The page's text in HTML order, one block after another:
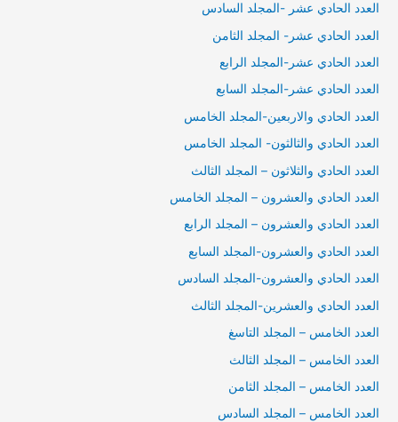
العدد الحادي عشر -المجلد السادس
العدد الحادي عشر- المجلد الثامن
العدد الحادي عشر-المجلد الرابع
العدد الحادي عشر-المجلد السابع
العدد الحادي والاربعين-المجلد الخامس
العدد الحادي والثالثون- المجلد الخامس
العدد الحادي والثلاثون – المجلد الثالث
العدد الحادي والعشرون – المجلد الخامس
العدد الحادي والعشرون – المجلد الرابع
العدد الحادي والعشرون-المجلد السابع
العدد الحادي والعشرون-المجلد السادس
العدد الحادي والعشرين-المجلد الثالث
العدد الخامس – المجلد التاسغ
العدد الخامس – المجلد الثالث
العدد الخامس – المجلد الثامن
العدد الخامس – المجلد السادس